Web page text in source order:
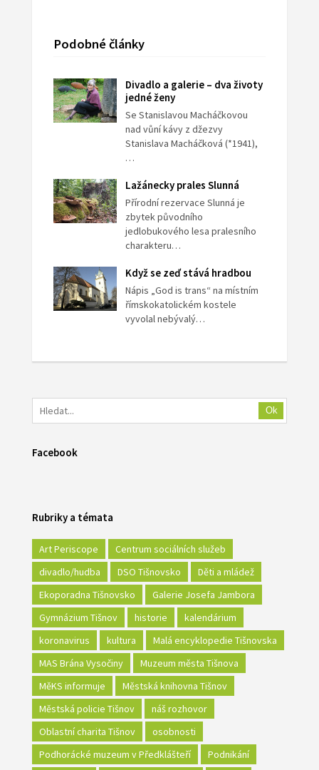
Podobné články
Divadlo a galerie – dva životy
jedné ženy
Se Stanislavou Macháčkovou
nad vůní kávy z džezvy
Stanislava Macháčková (*1941),
…
Lažánecky prales Slunná
Přírodní rezervace Slunná je
zbytek původního
jedlobukového lesa pralesního
charakteru…
Když se zeď stává hradbou
Nápis „God is trans“ na místním
římskokatolickém kostele
vyvolal nebývalý…
Ok
Facebook
Rubriky a témata
Art Periscope
Centrum sociálních služeb
divadlo/hudba
DSO Tišnovsko
Děti a mládež
Ekoporadna Tišnovsko
Galerie Josefa Jambora
Gymnázium Tišnov
historie
kalendárium
koronavirus
kultura
Malá encyklopedie Tišnovska
MAS Brána Vysočiny
Muzeum města Tišnova
MěKS informuje
Městská knihovna Tišnov
Městská policie Tišnov
náš rozhovor
Oblastní charita Tišnov
osobnosti
Podhorácké muzeum v Předklášteří
Podnikání